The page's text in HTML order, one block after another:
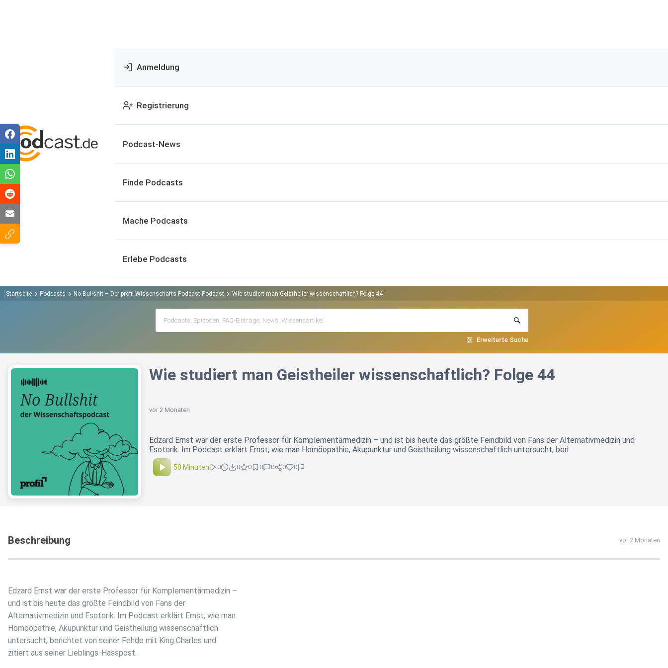
Anmeldung
Registrierung
Podcast-News
Finde Podcasts
Mache Podcasts
Erlebe Podcasts
Startseite Podcasts No Bullshit – Der profil-Wissenschafts-Podcast Podcast Wie studiert man Geistheiler wissenschaftlich? Folge 44
Erweiterte Suche
Wie studiert man Geistheiler wissenschaftlich? Folge 44
vor 2 Monaten
Edzard Ernst war der erste Professor für Komplementärmedizin – und ist bis heute das größte Feindbild von Fans der Alternativmedizin und
Esoterik. Im Podcast erklärt Ernst, wie man Homöopathie, Akupunktur und Geistheilung wissenschaftlich untersucht, beri
50 Minuten 0 0 0 0 0 0 0
Beschreibung vor 2 Monaten
Edzard Ernst war der erste Professor für Komplementärmedizin –
und ist bis heute das größte Feindbild von Fans der
Alternativmedizin und Esoterik. Im Podcast erklärt Ernst, wie man
Homöopathie, Akupunktur und Geistheilung wissenschaftlich
untersucht, berichtet von seiner Fehde mit King Charles und
zitiert aus seiner Lieblings-Hasspost.